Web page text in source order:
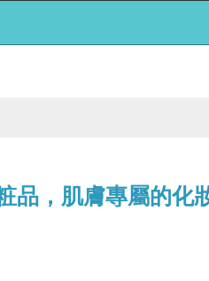
品，肌膚專屬的化